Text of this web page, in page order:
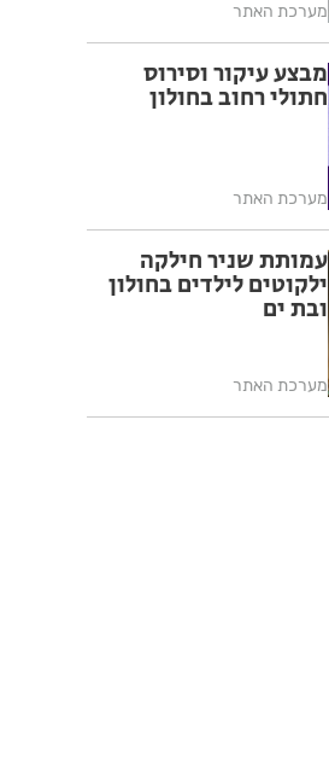
מערכת האתר
מבצע עיקור וסירוס
חתולי רחוב בחולון
מערכת האתר
עמותת שניר חילקה
ילקוטים לילדים בחולון
ובת ים
מערכת האתר